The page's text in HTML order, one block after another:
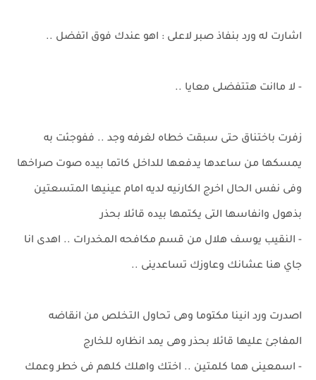
اشارت له ورد بنفاذ صبر لاعلى : اهو عندك فوق اتفضل ..
- لا ماانت هتتفضلى معايا ..
زفرت باختناق حتى سبقت خطاه لغرفه وجد .. ففوجئت به
يمسكها من ساعدها يدفعها للداخل كاتما بيده صوت صراخها
وفى نفس الحال اخرج الكارنيه لديه امام عينيها المتسعتين
بذهول وانفاسها التى يكتمها بيده قائلا بحذر
- النقيب يوسف هلال من قسم مكافحه المخدرات .. اهدى انا
جاي هنا عشانك وعاوزك تساعدينى ..
اصدرت ورد انينا مكتوما وهى تحاول التخلص من انقاضه
المفاجئ عليها قائلا بحذر وهى يمد انظاره للخارج
- اسمعينى هما كلمتين .. اختك واهلك كلهم فى خطر وعمك